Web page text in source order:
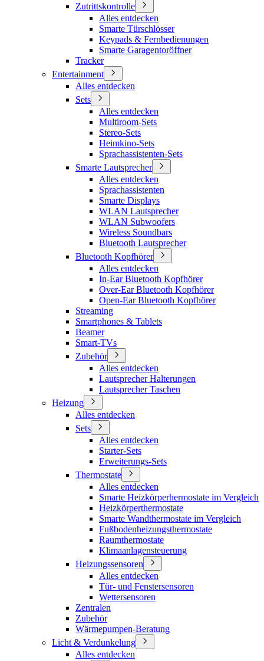
Zutrittskontrolle
Alles entdecken
Smarte Türschlösser
Keypads & Fernbedienungen
Smarte Garagentoröffner
Tracker
Entertainment
Alles entdecken
Sets
Alles entdecken
Multiroom-Sets
Stereo-Sets
Heimkino-Sets
Sprachassistenten-Sets
Smarte Lautsprecher
Alles entdecken
Sprachassistenten
Smarte Displays
WLAN Lautsprecher
WLAN Subwoofers
Wireless Soundbars
Bluetooth Lautsprecher
Bluetooth Kopfhörer
Alles entdecken
In-Ear Bluetooth Kopfhörer
Over-Ear Bluetooth Kopfhörer
Open-Ear Bluetooth Kopfhörer
Streaming
Smartphones & Tablets
Beamer
Smart-TVs
Zubehör
Alles entdecken
Lautsprecher Halterungen
Lautsprecher Taschen
Heizung
Alles entdecken
Sets
Alles entdecken
Starter-Sets
Erweiterungs-Sets
Thermostate
Alles entdecken
Smarte Heizkörperhermostate im Vergleich
Heizkörperthermostate
Smarte Wandthermostate im Vergleich
Fußbodenheizungsthermostate
Raumthermostate
Klimaanlagensteuerung
Heizungssensoren
Alles entdecken
Tür- und Fenstersensoren
Wettersensoren
Zentralen
Zubehör
Wärmepumpen-Beratung
Licht & Verdunkelung
Alles entdecken